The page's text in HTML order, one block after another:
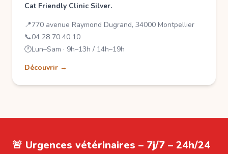
Cat Friendly Clinic Silver.
📍770 avenue Raymond Dugrand, 34000 Montpellier
📞04 28 70 40 10
🕐Lun–Sam · 9h–13h / 14h–19h
Découvrir →
🚨 Urgences vétérinaires – 7j/7 – 24h/24